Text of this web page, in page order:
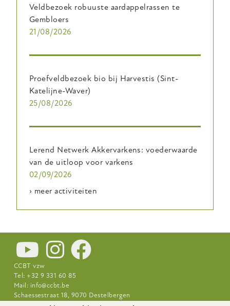
Veldbezoek robuuste aardappelrassen te
Gembloers
21/08/2026
Proefveldbezoek bio bij Harvestis (Sint-
Katelijne-Waver)
25/08/2026
Lerend Netwerk Akkervarkens: voederwaarde
van de uitloop voor varkens
02/09/2026
› meer activiteiten
CCBT vzw
Tel: +32 9 331 60 85
Mail: info@ccbt.be
Schaessestraat 18, 9070 Destelbergen